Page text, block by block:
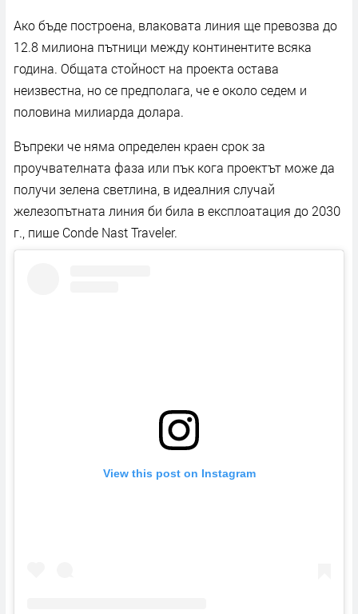
Ако бъде построена, влаковата линия ще превозва до
12.8 милиона пътници между континентите всяка
година. Общата стойност на проекта остава
неизвестна, но се предполага, че е около седем и
половина милиарда долара.
Въпреки че няма определен краен срок за
проучвателната фаза или пък кога проектът може да
получи зелена светлина, в идеалния случай
железопътната линия би била в експлоатация до 2030
г., пише Conde Nast Traveler.
View this post on Instagram